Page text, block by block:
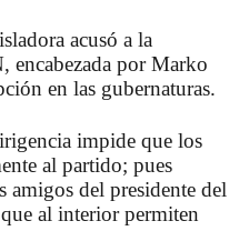
acusó a la
encabezada por Marko
en las gubernaturas.
impide que los
al partido; pues
amigos del presidente del
al interior permiten